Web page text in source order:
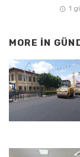
1
MORE IN